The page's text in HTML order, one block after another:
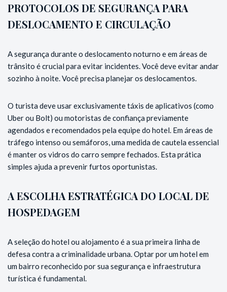
PROTOCOLOS DE SEGURANÇA PARA
DESLOCAMENTO E CIRCULAÇÃO
A segurança durante o deslocamento noturno e em áreas de
trânsito é crucial para evitar incidentes. Você deve evitar andar
sozinho à noite. Você precisa planejar os deslocamentos.
O turista deve usar exclusivamente táxis de aplicativos (como
Uber ou Bolt) ou motoristas de confiança previamente
agendados e recomendados pela equipe do hotel. Em áreas de
tráfego intenso ou semáforos, uma medida de cautela essencial
é manter os vidros do carro sempre fechados. Esta prática
simples ajuda a prevenir furtos oportunistas.
A ESCOLHA ESTRATÉGICA DO LOCAL DE
HOSPEDAGEM
A seleção do hotel ou alojamento é a sua primeira linha de
defesa contra a criminalidade urbana. Optar por um hotel em
um bairro reconhecido por sua segurança e infraestrutura
turística é fundamental.